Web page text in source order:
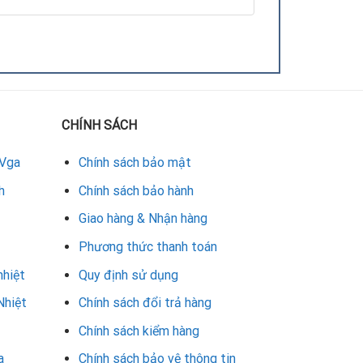
nhiều kinh nghiệm và trang thiết bị hiện
, Repair Card Vga cũng là địa chỉ đáng tin cậy
CHÍNH SÁCH
Chính sách bảo mật
Chính sách bảo hành
Giao hàng & Nhận hàng
Phương thức thanh toán
Quy định sử dụng
Chính sách đổi trả hàng
Chính sách kiểm hàng
Chính sách bảo vệ thông tin